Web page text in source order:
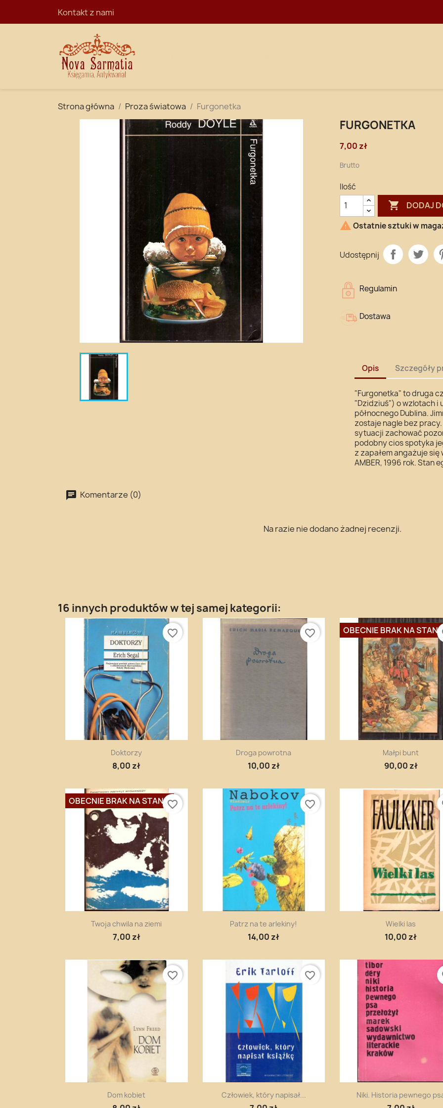
Kontakt z nami
Strona główna Proza światowa Furgonetka
FURGONETKA
7,00 zł
Brutto
Ilość
 DODAJ
 Ostatnie sztuki w
Udostępnij
Regulamin
Dostawa
Opis Szczegóły
"Furgonetka" to druga
"Dzidziuś") o wzlotach i
północnego Dublina.
zostaje nagle bez
sytuacji zachować
podobny cios spotyka
z zapałem angażuje
AMBER, 1996 rok. Stan
Komentarze (0)
Na razie nie dodano żadnej recenzji.
16 innych produktów w tej samej kategorii:
Szybki podgląd
Doktorzy
8,00 zł
favorite_border
Szybki podgląd
Droga powrotna
10,00 zł
favorite_border
Szybki podgląd
Małpi bunt
90,00 zł
OBECNIE BRAK NA
Szybki podgląd
Twoja chwila na ziemi
7,00 zł
OBECNIE BRAK NA STANIEfavorite_border
Szybki podgląd
Patrz na te arlekiny!
14,00 zł
favorite_border
Szybki podgląd
Wielki las
10,00 zł
Szybki podgląd
Dom kobiet
favorite_border
Szybki podgląd
Człowiek, który napisał...
favorite_border
Szybki podgląd
Niki. Historia pewnego